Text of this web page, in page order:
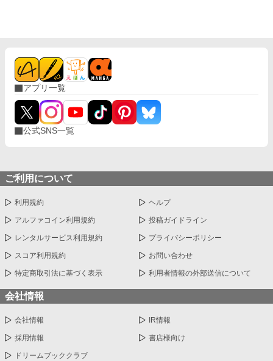
彼女は知らなかった。理人が残されたメモを見つめ、不敵な笑み
を浮かべていたことを。 **「……逃がさないよ、美咲」** 月曜日
のオフィスから始まる、甘く危険な追走劇。 ※最終話まで予約投
稿済みです。
アプリ一覧
公式SNS一覧
ご利用について
利用規約 ヘルプ
アルファコイン利用規約 投稿ガイドライン
レンタルサービス利用規約 プライバシーポリシー
スコア利用規約 お問い合わせ
特定商取引法に基づく表示 利用者情報の外部送信について
会社情報
会社情報 IR情報
採用情報 書店様向け
ドリームブッククラブ